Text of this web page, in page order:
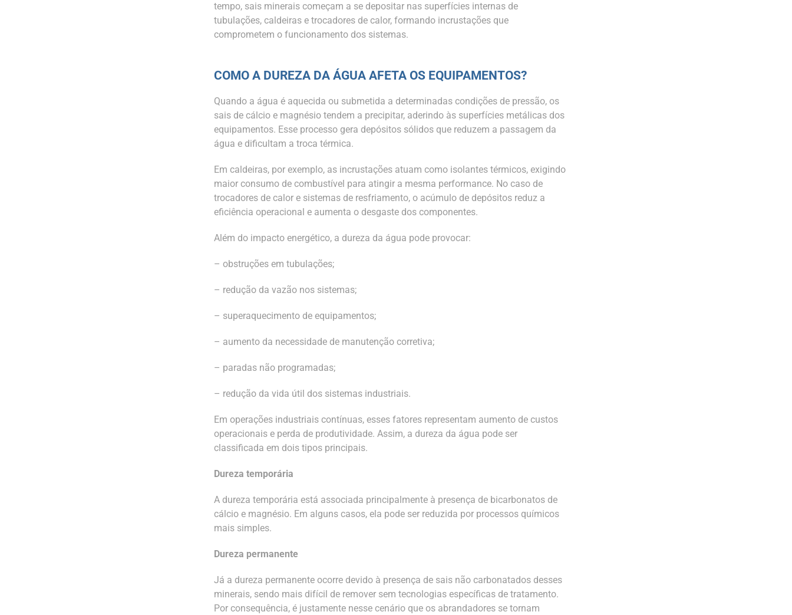
tempo, sais minerais começam a se depositar nas superfícies internas de
tubulações, caldeiras e trocadores de calor, formando incrustações que
comprometem o funcionamento dos sistemas.
COMO A DUREZA DA ÁGUA AFETA OS EQUIPAMENTOS?
Quando a água é aquecida ou submetida a determinadas condições de pressão, os
sais de cálcio e magnésio tendem a precipitar, aderindo às superfícies metálicas dos
equipamentos. Esse processo gera depósitos sólidos que reduzem a passagem da
água e dificultam a troca térmica.
Em caldeiras, por exemplo, as incrustações atuam como isolantes térmicos, exigindo
maior consumo de combustível para atingir a mesma performance. No caso de
trocadores de calor e sistemas de resfriamento, o acúmulo de depósitos reduz a
eficiência operacional e aumenta o desgaste dos componentes.
Além do impacto energético, a dureza da água pode provocar:
– obstruções em tubulações;
– redução da vazão nos sistemas;
– superaquecimento de equipamentos;
– aumento da necessidade de manutenção corretiva;
– paradas não programadas;
– redução da vida útil dos sistemas industriais.
Em operações industriais contínuas, esses fatores representam aumento de custos
operacionais e perda de produtividade. Assim, a dureza da água pode ser
classificada em dois tipos principais.
Dureza temporária
A dureza temporária está associada principalmente à presença de bicarbonatos de
cálcio e magnésio. Em alguns casos, ela pode ser reduzida por processos químicos
mais simples.
Dureza permanente
Já a dureza permanente ocorre devido à presença de sais não carbonatados desses
minerais, sendo mais difícil de remover sem tecnologias específicas de tratamento.
Por consequência, é justamente nesse cenário que os abrandadores se tornam